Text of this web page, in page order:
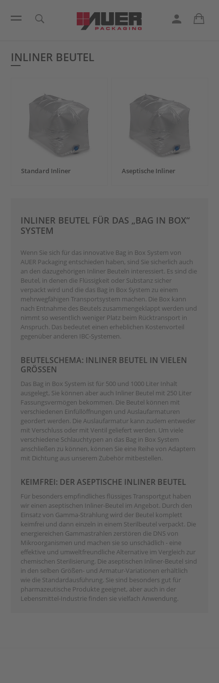
INLINER BEUTEL
Standard Inliner Aseptische Inliner
INLINER BEUTEL FÜR DAS „BAG IN BOX“
SYSTEM
Wenn Sie sich für das innovative Bag in Box System von
AUER Packaging entschieden haben, sind Sie sicherlich auch
an den dazugehörigen Inliner Beuteln interessiert. Es sind die
Beutel, in denen die Flüssigkeit oder Substanz sicher
verpackt wird und die das Bag in Box System zu einem
mehrwegfähigen Transportsystem machen. Die Box kann
nach Entnahme des Beutels zusammengeklappt werden und
nimmt so wesentlich weniger Platz beim Rücktransport in
Anspruch. Das bedeutet einen erheblichen Kostenvorteil
gegenüber anderen IBC-Systemen.
BEUTELSCHEMA: INLINER BEUTEL IN VIELEN
GRÖSSEN
Das Bag in Box System ist für 500 und 1000 Liter Inhalt
ausgelegt, Sie können aber auch Inliner Beutel mit 250 Liter
Fassungsvermögen bekommen. Die Beutel können mit
verschiedenen Einfüllöffnungen und Auslaufarmaturen
geordert werden. Die Auslaufarmatur kann zudem entweder
mit Verschluss oder mit Ventil geliefert werden. Um viele
verschiedene Schlauchtypen an das Bag in Box System
anschließen zu können, können Sie eine Reihe von Adaptern
mit Dichtung aus unserem Zubehör mitbestellen.
KEIMFREI: DER ASEPTISCHE INLINER BEUTEL
Für besonders empfindliches flüssiges Transportgut haben
wir einen aseptischen Inliner-Beutel im Angebot. Durch den
Einsatz von Gamma-Strahlung wird der Beutel komplett
keimfrei und dann einzeln in einem Sterilbeutel verpackt. Die
energiereichen Gammastrahlen zerstören die DNS von
Mikroorganismen und machen sie so unschädlich - eine
effektive und umweltfreundliche Alternative im Vergleich zur
chemischen Sterilisierung. Die aseptischen Inliner-Beutel sind
in den selben Größen- und Armatur-Variationen erhältlich
wie die Standardausführung. Sie sind besonders gut für
pharmazeutische Produkte geeignet, aber auch in der
Lebensmittel-Industrie finden sie vielfach Anwendung.